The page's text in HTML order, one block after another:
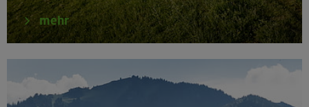
mehr